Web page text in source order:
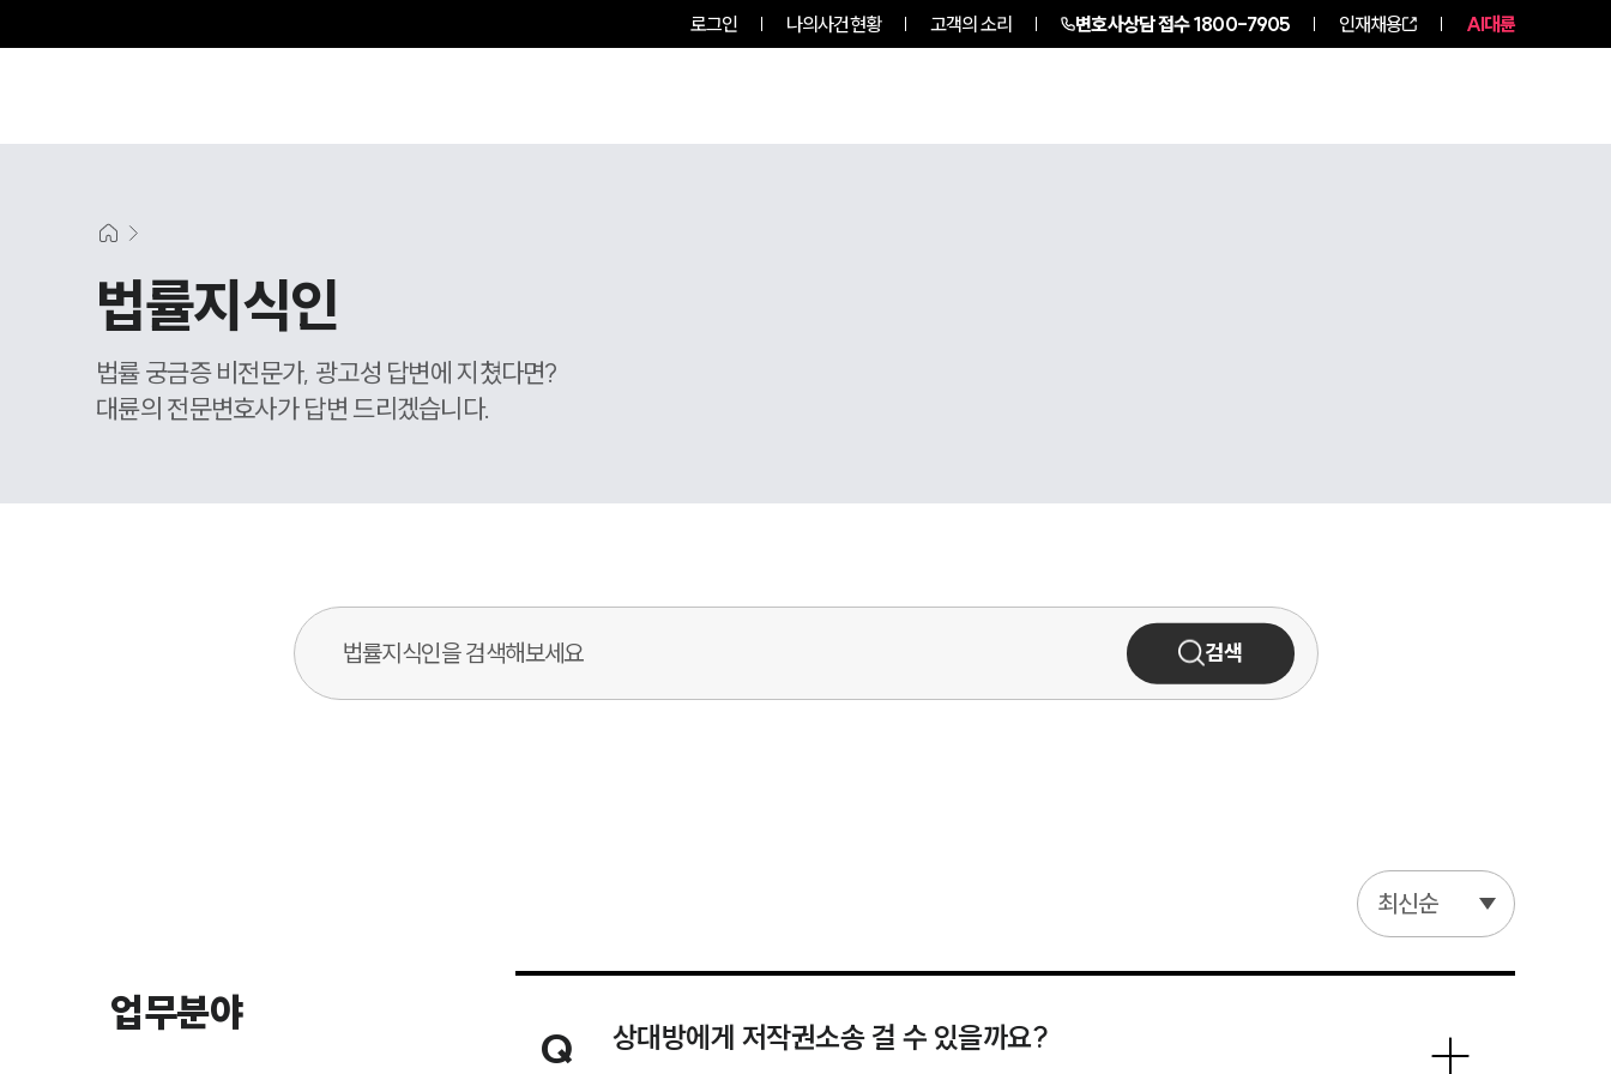
로그인 나의사건현황 고객의 소리 변호사상담 접수1800-7905 인재채용 AI대륜
법률지식인
법률 궁금증 비전문가, 광고성 답변에 지쳤다면?
대륜의 전문변호사가 답변 드리겠습니다.
법률지식인 검색창
검색
최신순
업무분야
Q 상대방에게 저작권소송 걸 수 있을까요?